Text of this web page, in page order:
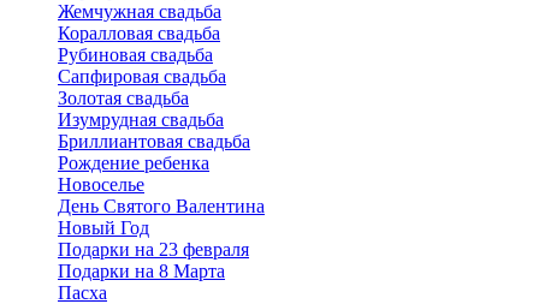
Жемчужная свадьба
Коралловая свадьба
Рубиновая свадьба
Сапфировая свадьба
Золотая свадьба
Изумрудная свадьба
Бриллиантовая свадьба
Рождение ребенка
Новоселье
День Святого Валентина
Новый Год
Подарки на 23 февраля
Подарки на 8 Марта
Пасха